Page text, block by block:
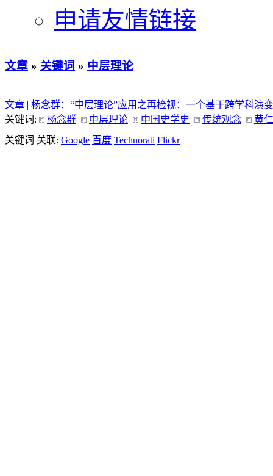
申请友情链接
文章 » 关键词 » 中层理论
文章 | 杨念群：“中层理论”应用之再检视：一个基于跨学科演
关键词:
杨念群 中层理论 中国史学史 传统观念
黄
关键词 关联: Google 百度 Technorati Flickr